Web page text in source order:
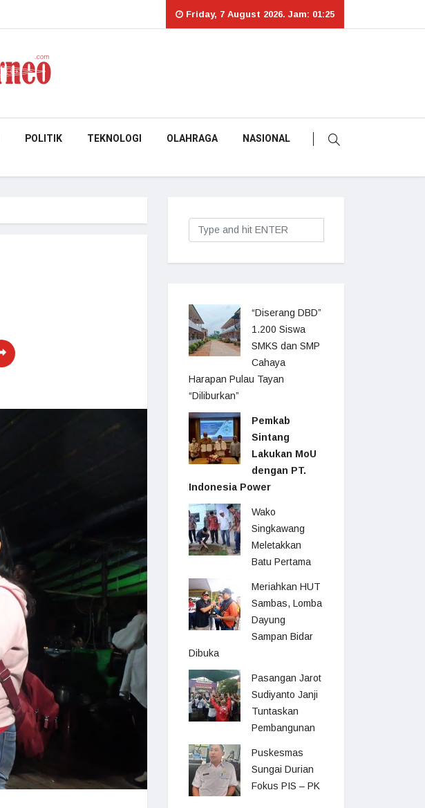
Friday, 7 August 2026. Jam: 01:25
POLITIK TEKNOLOGI OLAHRAGA NASIONAL
“Diserang DBD”
1.200 Siswa
SMKS dan SMP
Cahaya
Harapan Pulau Tayan
“Diliburkan”
Pemkab
Sintang
Lakukan MoU
dengan PT.
Indonesia Power
Wako
Singkawang
Meletakkan
Batu Pertama
Meriahkan HUT
Sambas, Lomba
Dayung
Sampan Bidar
Dibuka
Pasangan Jarot
Sudiyanto Janji
Tuntaskan
Pembangunan
Puskesmas
Sungai Durian
Fokus PIS – PK